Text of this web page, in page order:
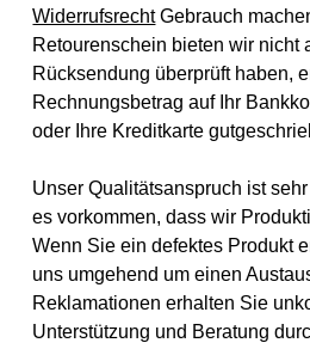
WiderrufsrechtGebrauch
Retourenschein bieten wir nicht
Rücksendung überprüft haben,
Rechnungsbetrag auf Ihr
oder Ihre Kreditkarte
Unser Qualitätsanspruch ist
es vorkommen, dass wir
Wenn Sie ein defektes Produkt
uns umgehend um einen
Reklamationen erhalten Sie
Unterstützung und Beratung